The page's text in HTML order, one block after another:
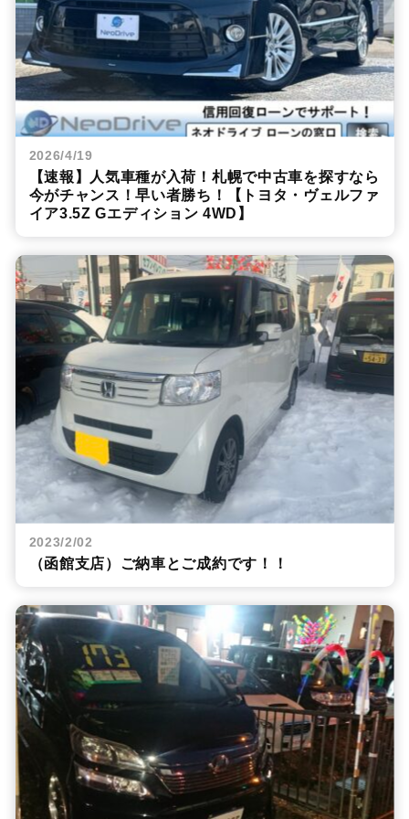
2026/4/19
【速報】人気車種が入荷！札幌で中古車を探すなら
今がチャンス！早い者勝ち！【トヨタ・ヴェルファ
イア3.5Z Gエディション 4WD】
2023/2/02
（函館支店）ご納車とご成約です！！